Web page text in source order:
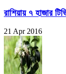
রাশিয়ায় ৭ হাজার
21 Apr 2016